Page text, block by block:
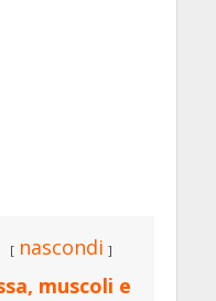
nascondi
muscoli e